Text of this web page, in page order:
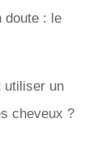
doute : le
utiliser un
cheveux ?